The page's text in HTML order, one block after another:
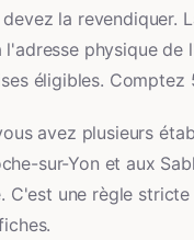
la revendiquer.
physique de
éligibles. Comptez
avez plusieurs
sur-Yon et aux
une règle